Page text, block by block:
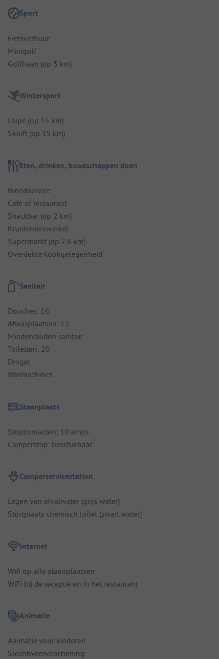
Sport
Fietsverhuur
Minigolf
Golfbaan (op 5 km)
Wintersport
Loipe (op 15 km)
Skilift (op 15 km)
Eten, drinken, boodschappen doen
Broodservice
Cafe of restaurant
Snackbar (op 2 km)
Kruidenierswinkel
Supermarkt (op 2.8 km)
Overdekte kookgelegenheid
Sanitair
Douches: 16
Afwasplaatsen: 11
Mindervaliden sanitair
Toiletten: 20
Droger
Wasmachines
Staanplaats
Stopcontacten: 10 amps
Camperstop: beschikbaar
Camperservicestation
Legen van afvalwater (grijs water)
Stortplaats chemisch toilet (zwart water)
Internet
Wifi op alle staanplaatsen
WiFi bij de receptie en in het restaurant
Animatie
Animatie voor kinderen
Slechtweervoorziening